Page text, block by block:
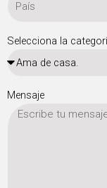
Selecciona la
Mensaje